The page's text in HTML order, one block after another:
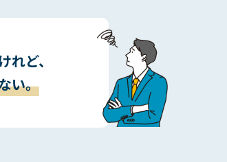
ど、
い。